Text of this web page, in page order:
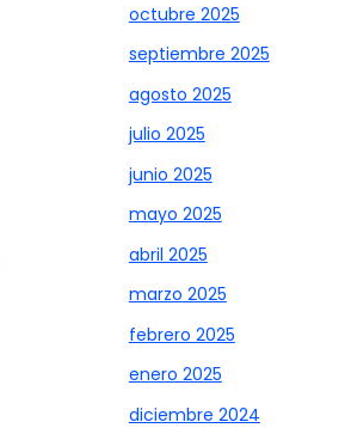
octubre 2025
septiembre 2025
agosto 2025
julio 2025
junio 2025
mayo 2025
abril 2025
marzo 2025
febrero 2025
enero 2025
diciembre 2024